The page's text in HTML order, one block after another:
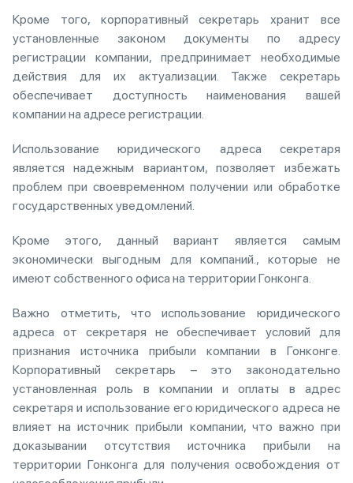
Кроме того, корпоративный секретарь хранит все
установленные законом документы по адресу
регистрации компании, предпринимает необходимые
действия для их актуализации. Также секретарь
обеспечивает доступность наименования вашей
компании на адресе регистрации.
Использование юридического адреса секретаря
является надежным вариантом, позволяет избежать
проблем при своевременном получении или обработке
государственных уведомлений.
Кроме этого, данный вариант является самым
экономически выгодным для компаний., которые не
имеют собственного офиса на территории Гонконга.
Важно отметить, что использование юридического
адреса от секретаря не обеспечивает условий для
признания источника прибыли компании в Гонконге.
Корпоративный секретарь – это законодательно
установленная роль в компании и оплаты в адрес
секретаря и использование его юридического адреса не
влияет на источник прибыли компании, что важно при
доказывании отсутствия источника прибыли на
территории Гонконга для получения освобождения от